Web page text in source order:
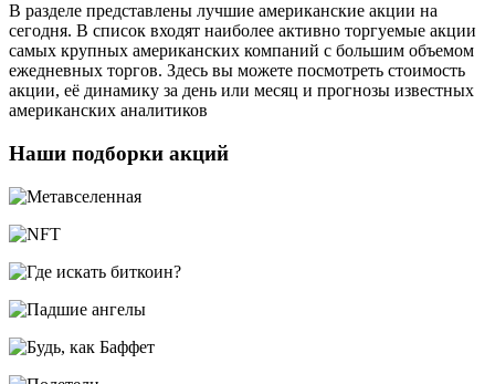
В разделе представлены лучшие американские акции на
сегодня. В список входят наиболее активно торгуемые акции
самых крупных американских компаний с большим объемом
ежедневных торгов. Здесь вы можете посмотреть стоимость
акции, её динамику за день или месяц и прогнозы известных
американских аналитиков
Наши подборки акций